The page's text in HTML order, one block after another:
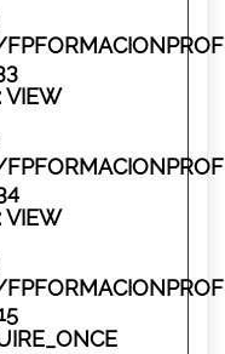
VIEW
VIEW